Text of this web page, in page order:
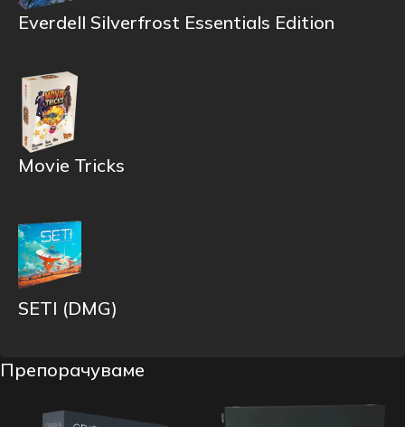
Everdell Silverfrost Essentials Edition
Movie Tricks
SETI (DMG)
Препорачуваме